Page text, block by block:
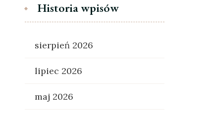
Historia wpisów
sierpień 2026
lipiec 2026
maj 2026